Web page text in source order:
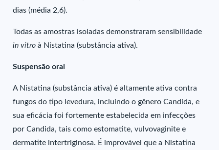
dias (média 2,6).
Todas as amostras isoladas demonstraram sensibilidade
in vitro à Nistatina (substância ativa).
Suspensão oral
A Nistatina (substância ativa) é altamente ativa contra
fungos do tipo levedura, incluindo o gênero Candida, e
sua eficácia foi fortemente estabelecida em infecções
por Candida, tais como estomatite, vulvovaginite e
dermatite intertriginosa. É improvável que a Nistatina